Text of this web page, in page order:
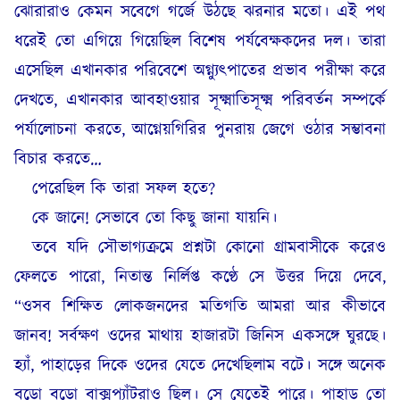
ঝোরারাও কেমন সবেগে গর্জে উঠছে ঝরনার মতো। এই পথ
ধরেই তো এগিয়ে গিয়েছিল বিশেষ পর্যবেক্ষকদের দল। তারা
এসেছিল এখানকার পরিবেশে অগ্ন্যুৎপাতের প্রভাব পরীক্ষা করে
দেখতে, এখানকার আবহাওয়ার সূক্ষ্মাতিসূক্ষ্ম পরিবর্তন সম্পর্কে
পর্যালোচনা করতে, আগ্নেয়গিরির পুনরায় জেগে ওঠার সম্ভাবনা
বিচার করতে…
পেরেছিল কি তারা সফল হতে?
কে জানে! সেভাবে তো কিছু জানা যায়নি।
তবে যদি সৌভাগ্যক্রমে প্রশ্নটা কোনো গ্রামবাসীকে করেও
ফেলতে পারো, নিতান্ত নির্লিপ্ত কণ্ঠে সে উত্তর দিয়ে দেবে,
“ওসব শিক্ষিত লোকজনদের মতিগতি আমরা আর কীভাবে
জানব! সর্বক্ষণ ওদের মাথায় হাজারটা জিনিস একসঙ্গে ঘুরছে।
হ্যাঁ, পাহাড়ের দিকে ওদের যেতে দেখেছিলাম বটে। সঙ্গে অনেক
বড়ো বড়ো বাক্সপ্যাঁটরাও ছিল। সে যেতেই পারে। পাহাড় তো